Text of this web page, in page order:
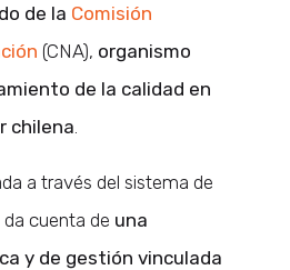
de la Comisión
(CNA), organismo
de la calidad en
chilena
a través del sistema de
cuenta de una
y de gestión vinculada